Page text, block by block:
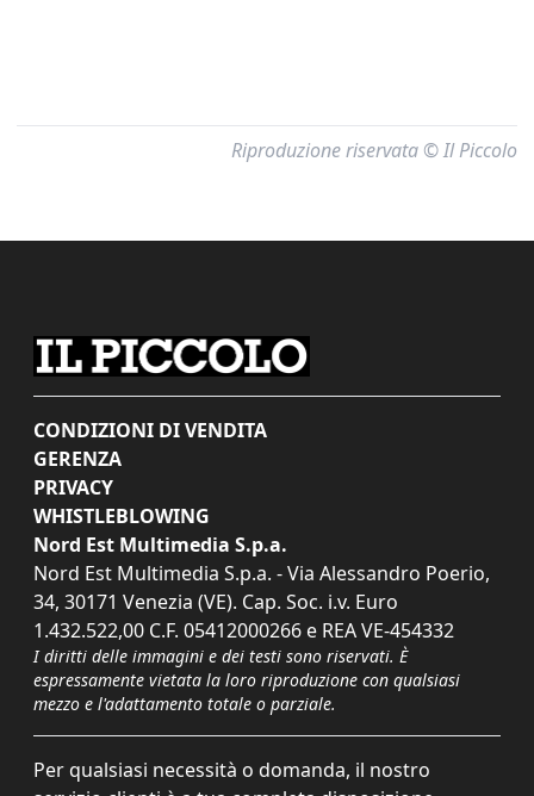
Riproduzione riservata © Il Piccolo
CONDIZIONI DI VENDITA
GERENZA
PRIVACY
WHISTLEBLOWING
Nord Est Multimedia S.p.a.
Nord Est Multimedia S.p.a. - Via Alessandro Poerio,
34, 30171 Venezia (VE). Cap. Soc. i.v. Euro
1.432.522,00 C.F. 05412000266 e REA VE-454332
I diritti delle immagini e dei testi sono riservati. È
espressamente vietata la loro riproduzione con qualsiasi
mezzo e l'adattamento totale o parziale.
Per qualsiasi necessità o domanda, il nostro